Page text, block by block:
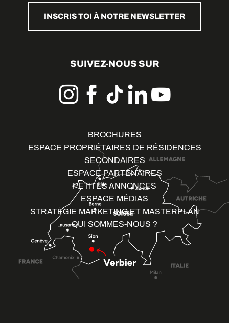
INSCRIS TOI À NOTRE NEWSLETTER
SUIVEZ-NOUS SUR
BROCHURES
ESPACE PROPRIÉTAIRES DE RÉSIDENCES
SECONDAIRES
ESPACE PARTENAIRES
PETITES ANNONCES
ESPACE MÉDIAS
STRATÉGIE MARKETING ET MASTERPLAN
QUI SOMMES-NOUS ?